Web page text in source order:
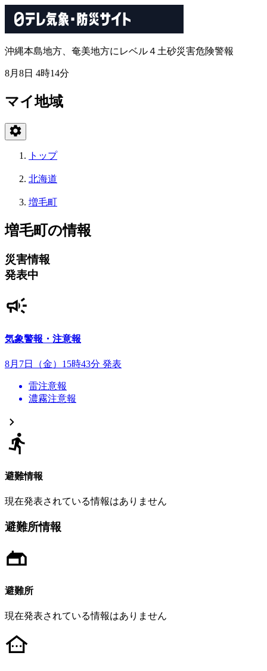
沖縄本島地方、奄美地方にレベル４土砂災害危険警報
8月8日 4時14分
マイ地域
トップ
北海道
増毛町
増毛町の情報
災害情報
発表中
気象警報・注意報
8月7日（金）15時43分 発表
雷注意報
濃霧注意報
避難情報
現在発表されている情報はありません
避難所情報
避難所
現在発表されている情報はありません